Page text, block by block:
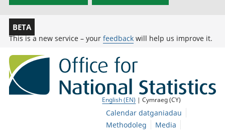
BETA
This is a new service – your feedback will help us improve it.
English (EN) | Cymraeg (CY)
Calendar datganiadau
Methodoleg
Media